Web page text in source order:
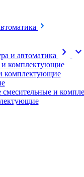
и автоматика
chevron_right expand_more
комплектующие
комплектующие
смесительные и